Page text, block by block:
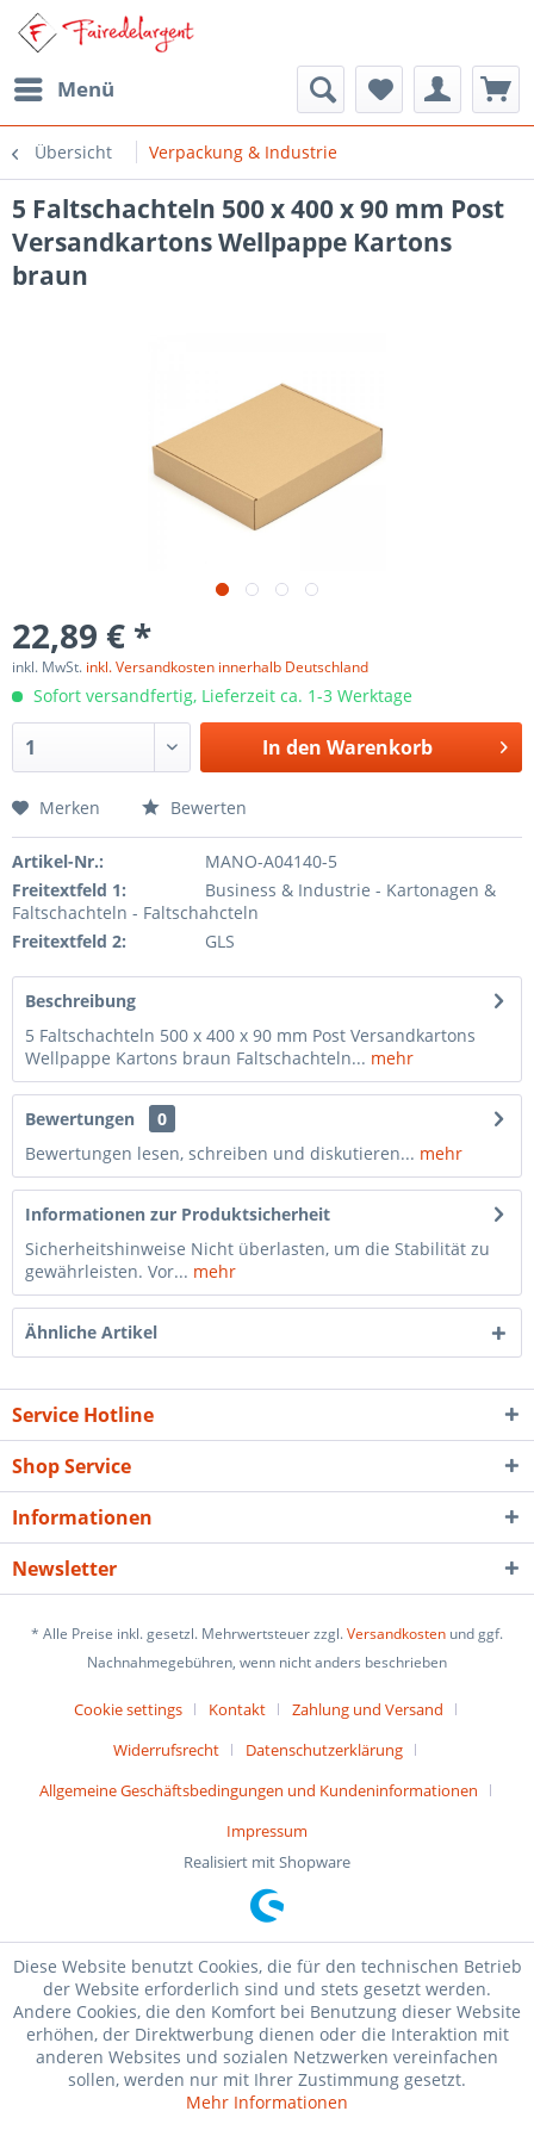
Menü
Übersicht Verpackung & Industrie
5 Faltschachteln 500 x 400 x 90 mm Post
Versandkartons Wellpappe Kartons
braun
22,89 € *
inkl. MwSt. inkl. Versandkosten innerhalb Deutschland
Sofort versandfertig, Lieferzeit ca. 1-3 Werktage
In den Warenkorb
Merken Bewerten
Artikel-Nr.:
MANO-A04140-5
Freitextfeld 1:
Business & Industrie - Kartonagen &
Faltschachteln - Faltschahcteln
Freitextfeld 2:
GLS
Beschreibung
5 Faltschachteln 500 x 400 x 90 mm Post Versandkartons
Wellpappe Kartons braun Faltschachteln... mehr
Bewertungen
0
Bewertungen lesen, schreiben und diskutieren... mehr
Informationen zur Produktsicherheit
Sicherheitshinweise Nicht überlasten, um die Stabilität zu
gewährleisten. Vor... mehr
Ähnliche Artikel
Service Hotline
Shop Service
Informationen
Newsletter
* Alle Preise inkl. gesetzl. Mehrwertsteuer zzgl.Versandkosten und ggf.
Nachnahmegebühren, wenn nicht anders beschrieben
Cookie settings Kontakt
Zahlung und Versand
Widerrufsrecht
Datenschutzerklärung
Allgemeine Geschäftsbedingungen und Kundeninformationen
Impressum
Realisiert mit Shopware
Diese Website benutzt Cookies, die für den technischen Betrieb
der Website erforderlich sind und stets gesetzt werden.
Andere Cookies, die den Komfort bei Benutzung dieser Website
erhöhen, der Direktwerbung dienen oder die Interaktion mit
anderen Websites und sozialen Netzwerken vereinfachen
sollen, werden nur mit Ihrer Zustimmung gesetzt.
Mehr Informationen